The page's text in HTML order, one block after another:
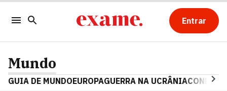
Entrar
Mundo
GUIA DE MUNDOEUROPAGUERRA NA UCRÂNIA